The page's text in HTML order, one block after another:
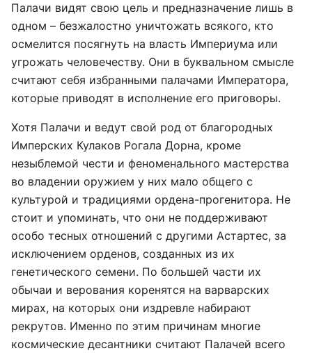
Палачи видят свою цель и предназначение лишь в
одном – безжалостно уничтожать всякого, кто
осмелится посягнуть на власть Империума или
угрожать человечеству. Они в буквальном смысле
считают себя избранными палачами Императора,
которые приводят в исполнение его приговоры.
Хотя Палачи и ведут свой род от благородных
Имперских Кулаков Рогала Дорна, кроме
незыблемой чести и феноменального мастерства
во владении оружием у них мало общего с
культурой и традициями ордена-прогенитора. Не
стоит и упоминать, что они не поддерживают
особо тесных отношений с другими Астартес, за
исключением орденов, созданных из их
генетического семени. По большей части их
обычаи и верования коренятся на варварских
мирах, на которых они издревле набирают
рекрутов. Именно по этим причинам многие
космические десантники считают Палачей всего